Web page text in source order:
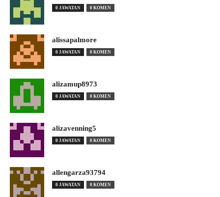
0 JAWATAN 0 KOMEN
alissapalmore
0 JAWATAN 0 KOMEN
alizamup8973
0 JAWATAN 0 KOMEN
alizavenning5
0 JAWATAN 0 KOMEN
allengarza93794
0 JAWATAN 0 KOMEN